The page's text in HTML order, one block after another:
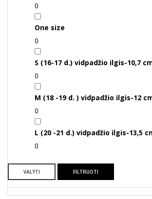
0
One size
0
S (16-17 d.) vidpadžio ilgis-10,7
0
M (18 -19 d. ) vidpadžio ilgis-12
0
L (20 -21 d.) vidpadžio ilgis-13,5
0
VALYTI FILTRUOTI